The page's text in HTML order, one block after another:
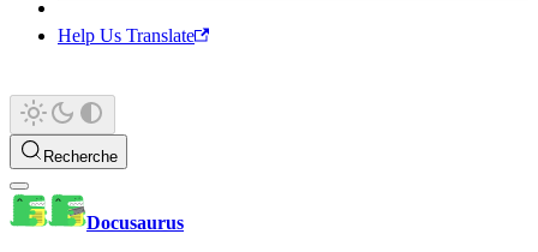
Help Us Translate
Recherche
Docusaurus